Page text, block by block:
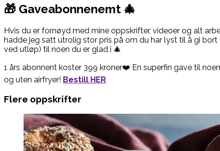
🎁 Gaveabonnenemt 🎄
Hvis du er fornøyd med mine oppskrifter, videoer og alt
hadde jeg satt utrolig stor pris på om du har lyst til å gi
ved utløp) til noen du er glad i 🎄
1 års abonnent koster 399 kroner❤️ En superfin gave til
og uten airfryer! Bestill HER
Flere oppskrifter